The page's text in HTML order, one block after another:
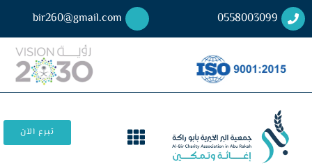
0558003099
bir260@gmail.com
تبرع الآن